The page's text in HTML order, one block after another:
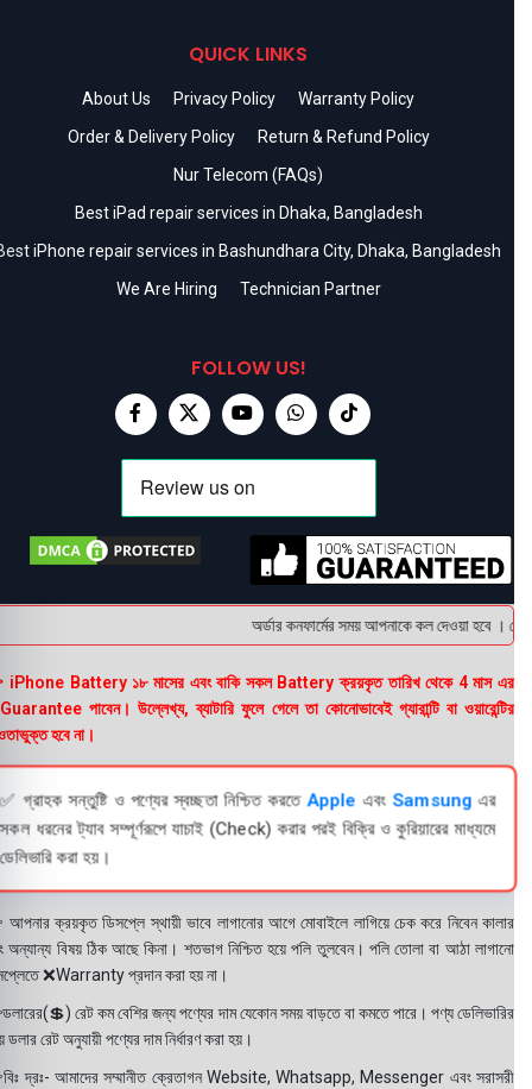
QUICK LINKS
About Us Privacy Policy
Warranty Policy
Order & Delivery Policy
Return & Refund Policy
Nur Telecom (FAQs)
Best iPad repair services in Dhaka, Bangladesh
iPhone repair services in Bashundhara City, Dhaka, Bangladesh
We Are Hiring
Technician Partner
FOLLOW US!
অর্ডার কনফার্মের সময় আপনাকে কল দেওয়া হবে ।
Battery ১৮ মাসের এবং বাকি সকল Battery ক্রয়কৃত তারিখ থেকে 4 মাস এর
পাবেন। উল্লেখ্য, ব্যাটারি ফুলে গেলে তা কোনোভাবেই গ্যারান্টি বা ওয়ারেন্টির
হবে না।
✅ গ্রাহক সন্তুষ্টি ও পণ্যের স্বচ্ছতা নিশ্চিত করতে Apple এবংSamsungএর
সকল ধরনের ট্যাব সম্পূর্ণরূপে যাচাই (Check) করার পরই বিক্রি ও কুরিয়ারের মাধ্যমে
ডেলিভারি করা হয়।
ক্রয়কৃত ডিসপ্লে স্থায়ী ভাবে লাগানোর আগে মোবাইলে লাগিয়ে চেক করে নিবেন কালার
অন্যান্য বিষয় ঠিক আছে কিনা। শতভাগ নিশ্চিত হয়ে পলি তুলবেন। পলি তোলা বা আঠা লাগানো
❌Warranty প্রদান করা হয় না।
রেট কম বেশির জন্য পণ্যের দাম যেকোন সময় বাড়তে বা কমতে পারে। পণ্য ডেলিভারির
ডলার রেট অনুযায়ী পণ্যের দাম নির্ধারণ করা হয়।
দ্রঃ- আমাদের সম্মানীত ক্রেতাগন Website, Whatsapp, Messenger এবং সরাসরী